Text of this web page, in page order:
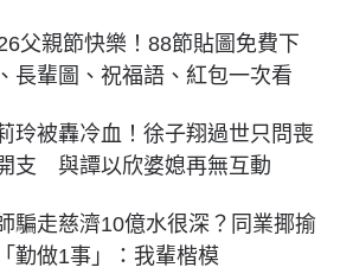
父親節快樂！88節貼圖免費下
長輩圖、祝福語、紅包一次看
玲被轟冷血！徐子翔過世只問喪
支 與譚以欣婆媳再無互動
騙走慈濟10億水很深？同業揶揄
勤做1事」：我輩楷模